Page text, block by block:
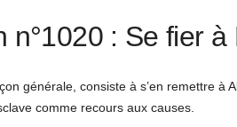
n°1020 : Se fier à
générale, consiste à s’en remettre
comme recours aux causes.